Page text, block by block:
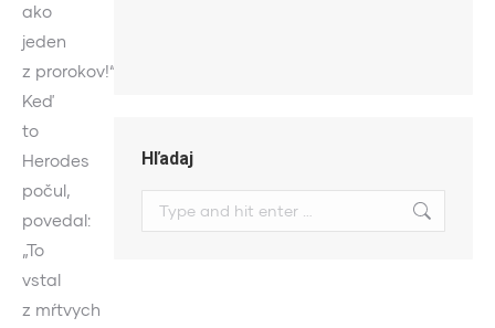
ako
jeden
z prorokov!“
Keď
to
Herodes
počul,
povedal:
„To
vstal
z mŕtvych
Hľadaj
Search: